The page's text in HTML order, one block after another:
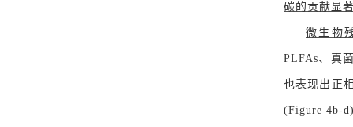
碳的贡献显
微生物
PLFAs、真
也表现出正
(Figure 4b-